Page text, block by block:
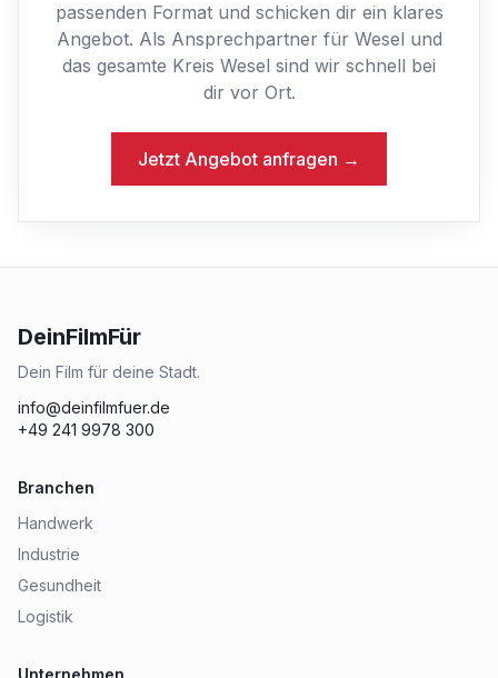
passenden Format und schicken dir ein klares
Angebot. Als Ansprechpartner für Wesel und
das gesamte Kreis Wesel sind wir schnell bei
dir vor Ort.
Jetzt Angebot anfragen →
DeinFilmFür
Dein Film für deine Stadt.
info@deinfilmfuer.de
+49 241 9978 300
Branchen
Handwerk
Industrie
Gesundheit
Logistik
Unternehmen